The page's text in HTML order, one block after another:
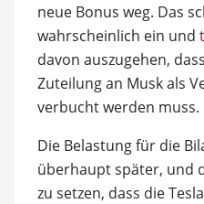
neue Bonus weg. Das
wahrscheinlich ein und
davon auszugehen,
Zuteilung an Musk als
verbucht werden muss.
Die Belastung für die
überhaupt später, und
zu setzen, dass die